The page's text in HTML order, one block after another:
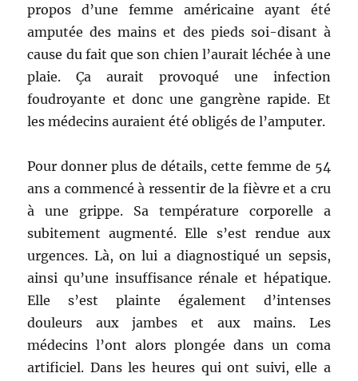
propos d’une femme américaine ayant été
amputée des mains et des pieds soi-disant à
cause du fait que son chien l’aurait léchée à une
plaie. Ça aurait provoqué une infection
foudroyante et donc une gangrène rapide. Et
les médecins auraient été obligés de l’amputer.
Pour donner plus de détails, cette femme de 54
ans a commencé à ressentir de la fièvre et a cru
à une grippe. Sa température corporelle a
subitement augmenté. Elle s’est rendue aux
urgences. Là, on lui a diagnostiqué un sepsis,
ainsi qu’une insuffisance rénale et hépatique.
Elle s’est plainte également d’intenses
douleurs aux jambes et aux mains. Les
médecins l’ont alors plongée dans un coma
artificiel. Dans les heures qui ont suivi, elle a